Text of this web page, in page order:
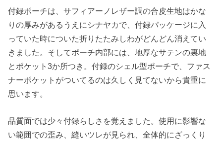
付録ポーチは、サフィアーノレザー調の合皮生地はかな
りの厚みがあるうえにシナヤカで、付録パッケージに入
っていた時についた折りたたみしわがどんどん消えてい
きました。そしてポーチ内部には、地厚なサテンの裏地
とポケット3か所つき。付録のシェル型ポーチで、ファス
ナーポケットがついてるのは久しく見てないから貴重に
思います。
品質面では少々付録らしさを覚えました。使用に影響な
い範囲での歪み、縫いツレが見られ、全体的にざっくり